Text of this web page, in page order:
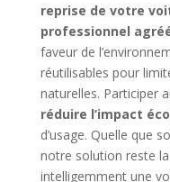
reprise de votre
professionnel
faveur de
réutilisables pour
naturelles. Participer
réduire l’impact
d’usage. Quelle que
notre solution reste
intelligemment une